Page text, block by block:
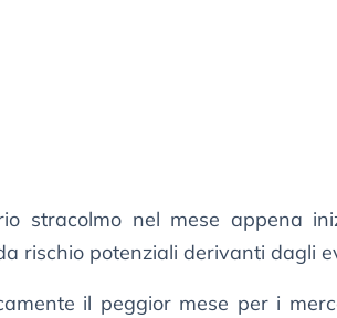
stracolmo nel mese appena
rischio potenziali derivanti dagli
il peggior mese per i